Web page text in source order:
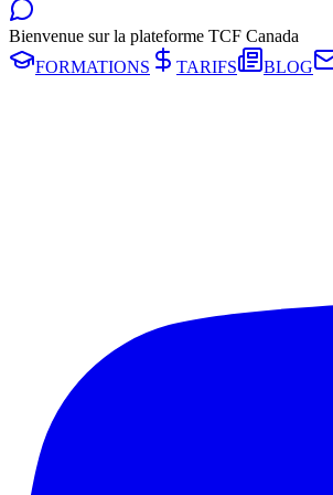
Bienvenue sur la plateforme TCF Canada
FORMATIONS
TARIFS BLOG